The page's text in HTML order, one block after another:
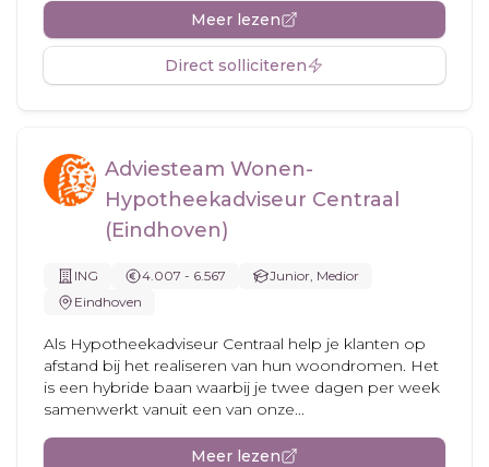
Meer lezen
Direct solliciteren
Adviesteam Wonen-
Hypotheekadviseur Centraal
(Eindhoven)
ING 4.007 - 6.567
Junior, Medior
Eindhoven
Als Hypotheekadviseur Centraal help je klanten op
afstand bij het realiseren van hun woondromen. Het
is een hybride baan waarbij je twee dagen per week
samenwerkt vanuit een van onze...
Meer lezen